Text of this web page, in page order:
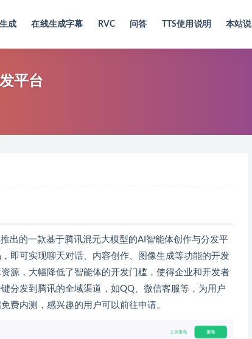
成 在线生成字幕 RVC 问答 TTS使用说明 本站
平台
出的一款基于腾讯混元大模型的AI智能体创作与分发平
即可实现聊天对话、内容创作、图像生成等功能的开发
源，大幅降低了智能体的开发门槛，使得企业和开发者
分发到腾讯的全域渠道，如QQ、微信客服等，为用户
费内测，感兴趣的用户可以前往申请。